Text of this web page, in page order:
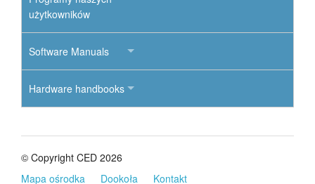
użytkowników
Software Manuals
Hardware handbooks
© Copyright CED 2026
Mapa ośrodka
Dookoła Kontakt